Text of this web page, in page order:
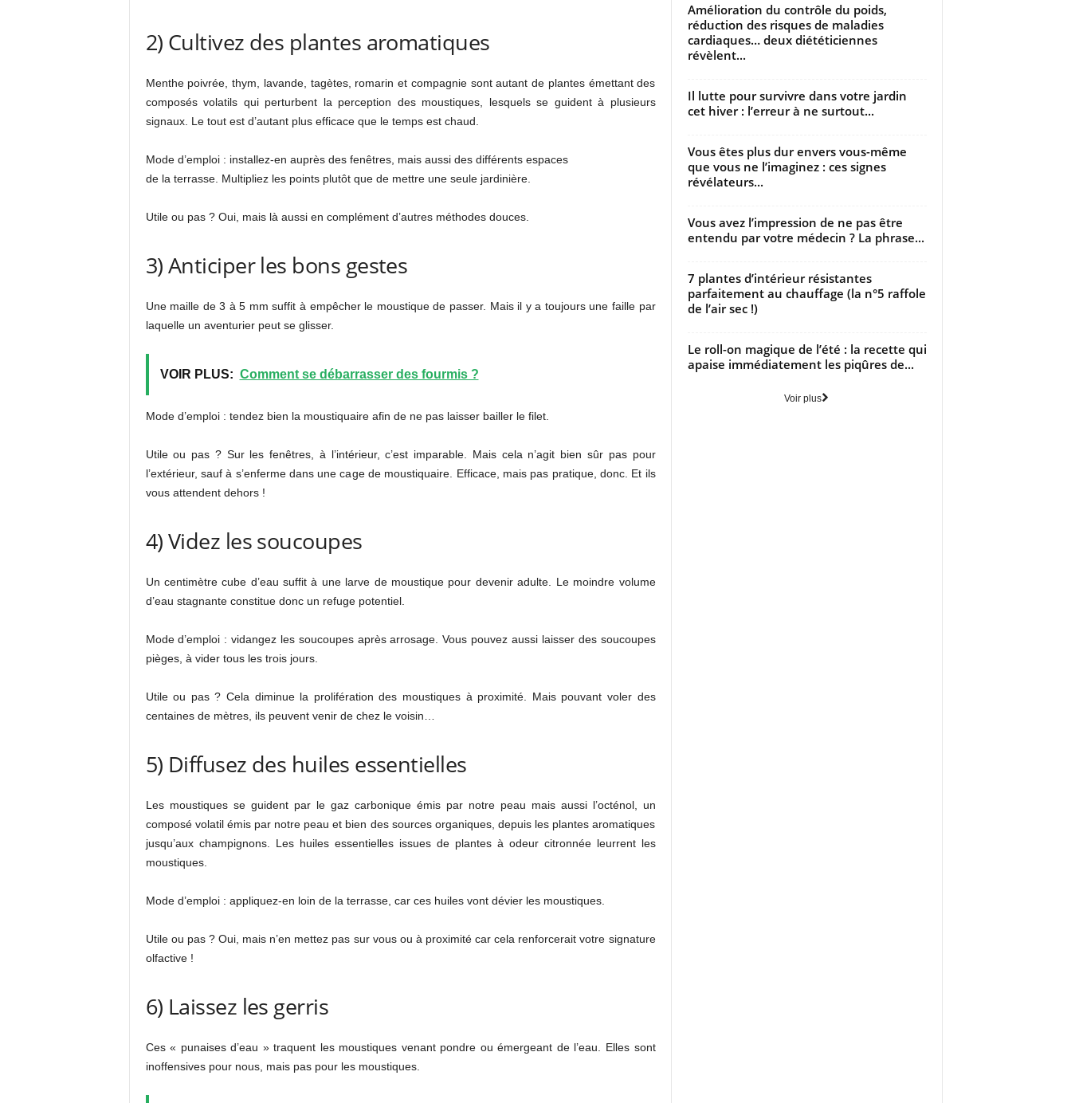
2) Cultivez des plantes aromatiques
Menthe poivrée, thym, lavande, tagètes, romarin et compagnie sont autant de plantes émettant des
composés volatils qui perturbent la perception des moustiques, lesquels se guident à plusieurs
signaux. Le tout est d’autant plus efficace que le temps est chaud.
Mode d’emploi : installez-en auprès des fenêtres, mais aussi des différents espaces
de la terrasse. Multipliez les points plutôt que de mettre une seule jardinière.
Utile ou pas ? Oui, mais là aussi en complément d’autres méthodes douces.
3) Anticiper les bons gestes
Une maille de 3 à 5 mm suffit à empêcher le moustique de passer. Mais il y a toujours une faille par
laquelle un aventurier peut se glisser.
VOIR PLUS: Comment se débarrasser des fourmis ?
Mode d’emploi : tendez bien la moustiquaire afin de ne pas laisser bailler le filet.
Utile ou pas ? Sur les fenêtres, à l’intérieur, c’est imparable. Mais cela n’agit bien sûr pas pour
l’extérieur, sauf à s’enferme dans une cage de moustiquaire. Efficace, mais pas pratique, donc. Et ils
vous attendent dehors !
4) Videz les soucoupes
Un centimètre cube d’eau suffit à une larve de moustique pour devenir adulte. Le moindre volume
d’eau stagnante constitue donc un refuge potentiel.
Mode d’emploi : vidangez les soucoupes après arrosage. Vous pouvez aussi laisser des soucoupes
pièges, à vider tous les trois jours.
Utile ou pas ? Cela diminue la prolifération des moustiques à proximité. Mais pouvant voler des
centaines de mètres, ils peuvent venir de chez le voisin…
5) Diffusez des huiles essentielles
Les moustiques se guident par le gaz carbonique émis par notre peau mais aussi l’octénol, un
composé volatil émis par notre peau et bien des sources organiques, depuis les plantes aromatiques
jusqu’aux champignons. Les huiles essentielles issues de plantes à odeur citronnée leurrent les
moustiques.
Mode d’emploi : appliquez-en loin de la terrasse, car ces huiles vont dévier les moustiques.
Utile ou pas ? Oui, mais n’en mettez pas sur vous ou à proximité car cela renforcerait votre signature
olfactive !
6) Laissez les gerris
Ces « punaises d’eau » traquent les moustiques venant pondre ou émergeant de l’eau. Elles sont
inoffensives pour nous, mais pas pour les moustiques.
Amélioration du contrôle du poids,
réduction des risques de maladies
cardiaques… deux diététiciennes
révèlent...
Il lutte pour survivre dans votre jardin
cet hiver : l’erreur à ne surtout...
Vous êtes plus dur envers vous-même
que vous ne l’imaginez : ces signes
révélateurs...
Vous avez l’impression de ne pas être
entendu par votre médecin ? La phrase...
7 plantes d’intérieur résistantes
parfaitement au chauffage (la n°5 raffole
de l’air sec !)
Le roll-on magique de l’été : la recette qui
apaise immédiatement les piqûres de...
Voir plus